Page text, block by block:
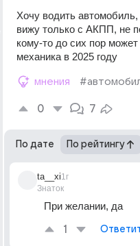
Хочу водить
вижу только с АКПП, не
кому-то до сих пор может
механика в 2025 году
мнения
0 7
По дате По рейтингу
ta__xi
Знаток
1г
При желании, да
1